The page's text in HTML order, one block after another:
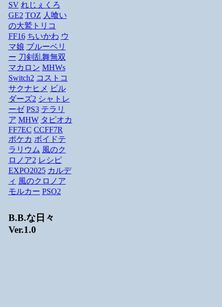
SV れじぇくろ
GE2 TOZ 人喰い
の大鷲トリコ
FF16 ちいかわ ウ
マ娘 ブルーベリ
ー 刀剣乱舞無双
マカロン MHWs
Switch2 コストコ
サクナヒメ ビル
ダーズ2 シャトレ
ーゼ PS3 テラリ
ア MHW タピオカ
FF7EC CCFF7R
ポケカ ボイドテ
ラリウム 風のク
ロノア2 レシピ
EXPO2025 カルデ
ィ 風のクロノア
モルカー PSO2
B.B.な日々
Ver.1.0